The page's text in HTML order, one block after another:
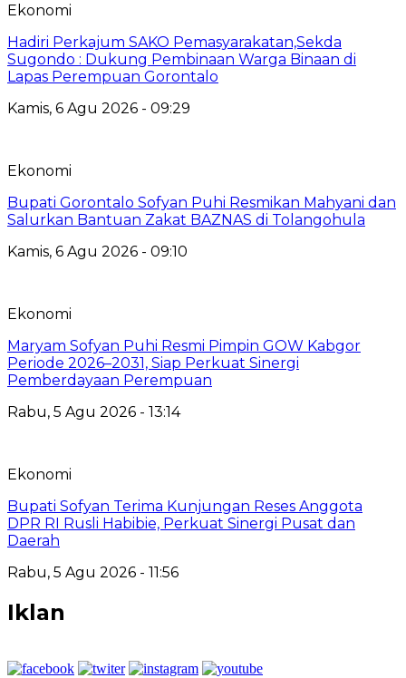
Ekonomi
Hadiri Perkajum SAKO Pemasyarakatan,Sekda
Sugondo : Dukung Pembinaan Warga Binaan di
Lapas Perempuan Gorontalo
Kamis, 6 Agu 2026 - 09:29
Ekonomi
Bupati Gorontalo Sofyan Puhi Resmikan Mahyani dan
Salurkan Bantuan Zakat BAZNAS di Tolangohula
Kamis, 6 Agu 2026 - 09:10
Ekonomi
Maryam Sofyan Puhi Resmi Pimpin GOW Kabgor
Periode 2026–2031, Siap Perkuat Sinergi
Pemberdayaan Perempuan
Rabu, 5 Agu 2026 - 13:14
Ekonomi
Bupati Sofyan Terima Kunjungan Reses Anggota
DPR RI Rusli Habibie, Perkuat Sinergi Pusat dan
Daerah
Rabu, 5 Agu 2026 - 11:56
Iklan